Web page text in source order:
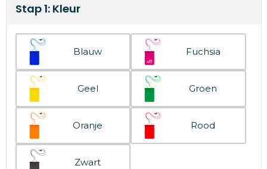
Stap 1: Kleur
Blauw Fuchsia
Geel Groen
Oranje Rood
Zwart